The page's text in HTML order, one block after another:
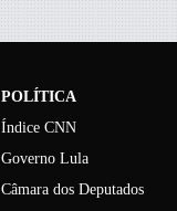
POLÍTICA
Índice CNN
Governo Lula
Câmara dos Deputados